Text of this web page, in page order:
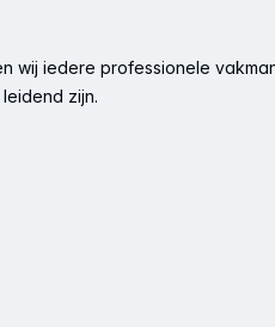
wij iedere professionele
zijn.